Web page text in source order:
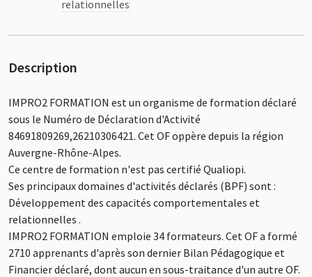
relationnelles
Description
IMPRO2 FORMATION est un organisme de formation déclaré
sous le Numéro de Déclaration d'Activité
84691809269,26210306421. Cet OF oppère depuis la région
Auvergne-Rhône-Alpes.
Ce centre de formation n'est pas certifié Qualiopi.
Ses principaux domaines d'activités déclarés (BPF) sont :
Développement des capacités comportementales et
relationnelles .
IMPRO2 FORMATION emploie 34 formateurs. Cet OF a formé
2710 apprenants d'après son dernier Bilan Pédagogique et
Financier déclaré, dont aucun en sous-traitance d'un autre OF.